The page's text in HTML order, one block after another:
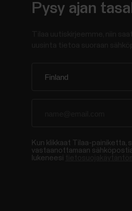
Pysy ajan
Kun klikkaat Tilaa-painiketta,
vastaanottamaan
lukeneesi